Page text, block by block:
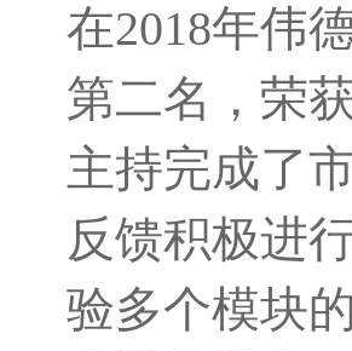
在2018年伟
第二名，荣
主持完成了
反馈积极进
验多个模块